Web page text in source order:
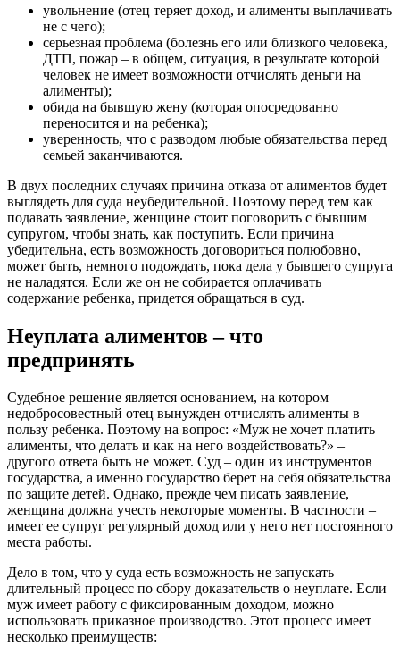
увольнение (отец теряет доход, и алименты выплачивать
не с чего);
серьезная проблема (болезнь его или близкого человека,
ДТП, пожар – в общем, ситуация, в результате которой
человек не имеет возможности отчислять деньги на
алименты);
обида на бывшую жену (которая опосредованно
переносится и на ребенка);
уверенность, что с разводом любые обязательства перед
семьей заканчиваются.
В двух последних случаях причина отказа от алиментов будет
выглядеть для суда неубедительной. Поэтому перед тем как
подавать заявление, женщине стоит поговорить с бывшим
супругом, чтобы знать, как поступить. Если причина
убедительна, есть возможность договориться полюбовно,
может быть, немного подождать, пока дела у бывшего супруга
не наладятся. Если же он не собирается оплачивать
содержание ребенка, придется обращаться в суд.
Неуплата алиментов – что
предпринять
Судебное решение является основанием, на котором
недобросовестный отец вынужден отчислять алименты в
пользу ребенка. Поэтому на вопрос: «Муж не хочет платить
алименты, что делать и как на него воздействовать?» –
другого ответа быть не может. Суд – один из инструментов
государства, а именно государство берет на себя обязательства
по защите детей. Однако, прежде чем писать заявление,
женщина должна учесть некоторые моменты. В частности –
имеет ее супруг регулярный доход или у него нет постоянного
места работы.
Дело в том, что у суда есть возможность не запускать
длительный процесс по сбору доказательств о неуплате. Если
муж имеет работу с фиксированным доходом, можно
использовать приказное производство. Этот процесс имеет
несколько преимуществ: